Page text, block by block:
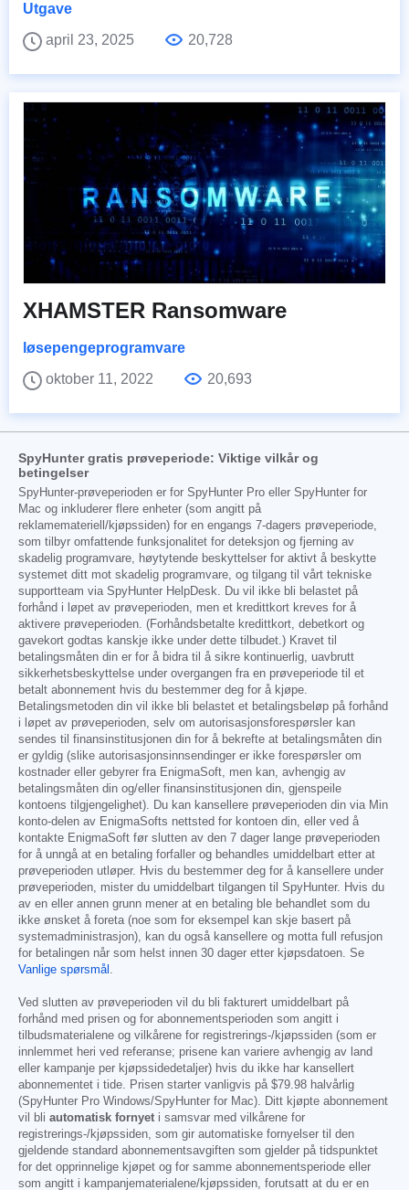
Utgave
april 23, 2025
20,728
XHAMSTER Ransomware
løsepengeprogramvare
oktober 11, 2022
20,693
SpyHunter gratis prøveperiode: Viktige vilkår og
betingelser
SpyHunter-prøveperioden er for SpyHunter Pro eller SpyHunter for
Mac og inkluderer flere enheter (som angitt på
reklamemateriell/kjøpssiden) for en engangs 7-dagers prøveperiode,
som tilbyr omfattende funksjonalitet for deteksjon og fjerning av
skadelig programvare, høytytende beskyttelser for aktivt å beskytte
systemet ditt mot skadelig programvare, og tilgang til vårt tekniske
supportteam via SpyHunter HelpDesk. Du vil ikke bli belastet på
forhånd i løpet av prøveperioden, men et kredittkort kreves for å
aktivere prøveperioden. (Forhåndsbetalte kredittkort, debetkort og
gavekort godtas kanskje ikke under dette tilbudet.) Kravet til
betalingsmåten din er for å bidra til å sikre kontinuerlig, uavbrutt
sikkerhetsbeskyttelse under overgangen fra en prøveperiode til et
betalt abonnement hvis du bestemmer deg for å kjøpe.
Betalingsmetoden din vil ikke bli belastet et betalingsbeløp på forhånd
i løpet av prøveperioden, selv om autorisasjonsforespørsler kan
sendes til finansinstitusjonen din for å bekrefte at betalingsmåten din
er gyldig (slike autorisasjonsinnsendinger er ikke forespørsler om
kostnader eller gebyrer fra EnigmaSoft, men kan, avhengig av
betalingsmåten din og/eller finansinstitusjonen din, gjenspeile
kontoens tilgjengelighet). Du kan kansellere prøveperioden din via Min
konto-delen av EnigmaSofts nettsted for kontoen din, eller ved å
kontakte EnigmaSoft før slutten av den 7 dager lange prøveperioden
for å unngå at en betaling forfaller og behandles umiddelbart etter at
prøveperioden utløper. Hvis du bestemmer deg for å kansellere under
prøveperioden, mister du umiddelbart tilgangen til SpyHunter. Hvis du
av en eller annen grunn mener at en betaling ble behandlet som du
ikke ønsket å foreta (noe som for eksempel kan skje basert på
systemadministrasjon), kan du også kansellere og motta full refusjon
for betalingen når som helst innen 30 dager etter kjøpsdatoen. Se
Vanlige spørsmål .
Ved slutten av prøveperioden vil du bli fakturert umiddelbart på
forhånd med prisen og for abonnementsperioden som angitt i
tilbudsmaterialene og vilkårene for registrerings-/kjøpssiden (som er
innlemmet heri ved referanse; prisene kan variere avhengig av land
eller kampanje per kjøpssidedetaljer) hvis du ikke har kansellert
abonnementet i tide. Prisen starter vanligvis på $79.98 halvårlig
(SpyHunter Pro Windows/SpyHunter for Mac). Ditt kjøpte abonnement
vil bli automatisk fornyet i samsvar med vilkårene for
registrerings-/kjøpssiden, som gir automatiske fornyelser til den
gjeldende standard abonnementsavgiften som gjelder på tidspunktet
for det opprinnelige kjøpet og for samme abonnementsperiode eller
som angitt i kampanjematerialene/kjøpssiden, forutsatt at du er en